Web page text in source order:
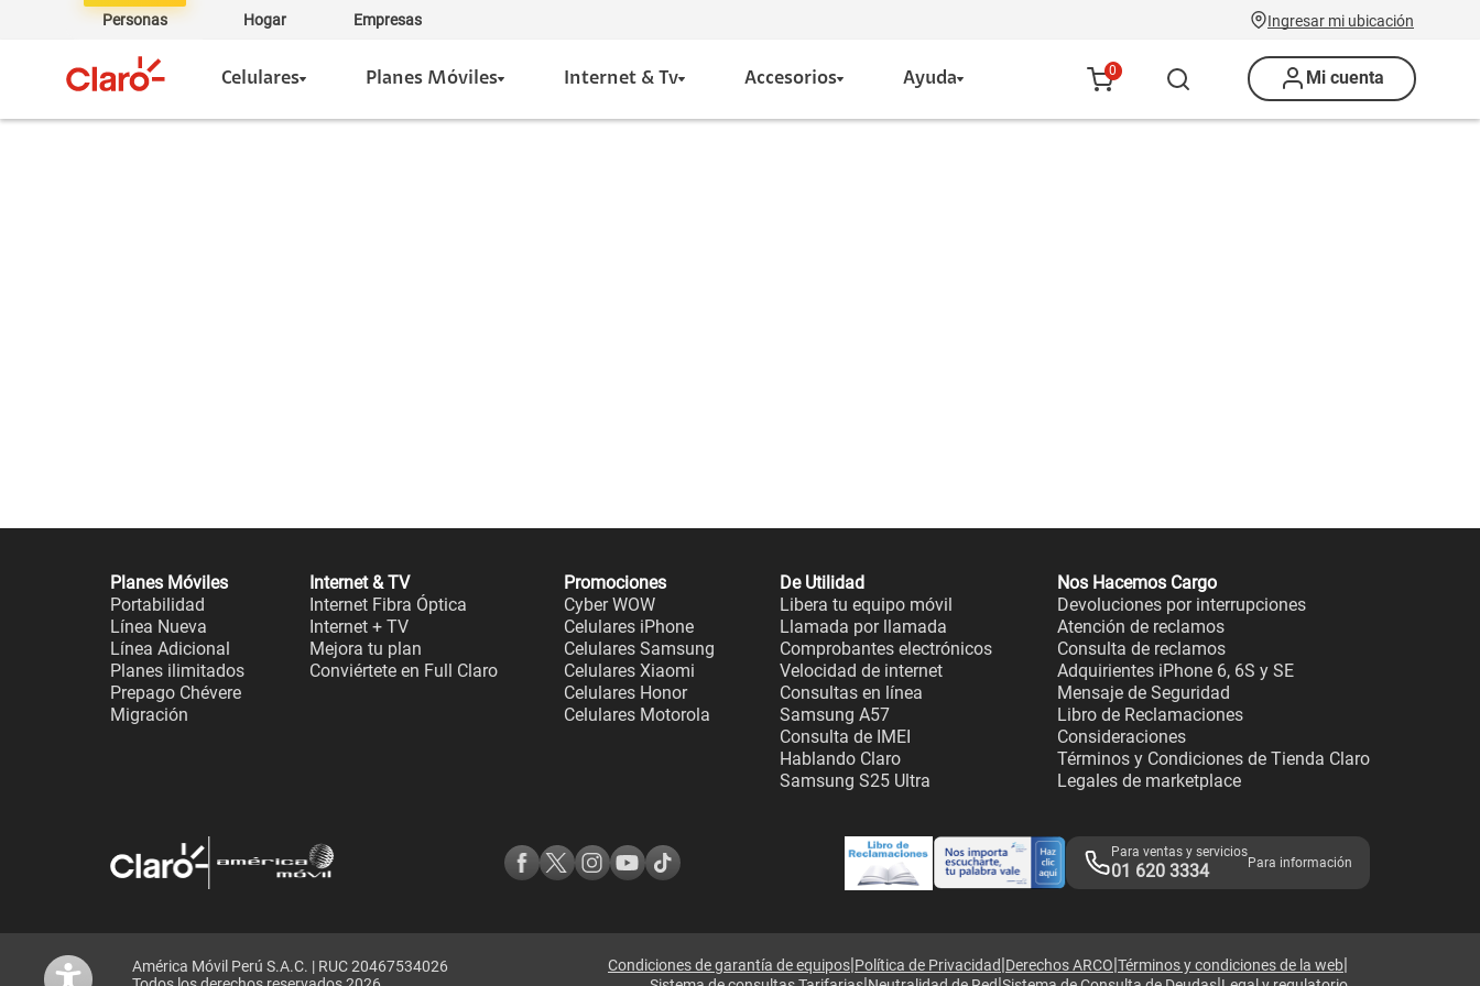
Personas Hogar Empresas Ingresar mi ubicación
Celulares Planes Móviles Internet & Tv Accesorios Ayuda 0 Mi cuenta
Planes Móviles
Portabilidad
Línea Nueva
Línea Adicional
Planes ilimitados
Prepago Chévere
Migración
Internet & TV
Internet Fibra Óptica
Internet + TV
Mejora tu plan
Conviértete en Full Claro
Promociones
Cyber WOW
Celulares iPhone
Celulares Samsung
Celulares Xiaomi
Celulares Honor
Celulares Motorola
De Utilidad
Libera tu equipo móvil
Llamada por llamada
Comprobantes electrónicos
Velocidad de internet
Consultas en línea
Samsung A57
Consulta de IMEI
Hablando Claro
Samsung S25 Ultra
Nos Hacemos Cargo
Devoluciones por interrupciones
Atención de reclamos
Consulta de reclamos
Adquirientes iPhone 6, 6S y SE
Mensaje de Seguridad
Libro de Reclamaciones
Consideraciones
Términos y Condiciones de Tienda Claro
Legales de marketplace
Para ventas y servicios
01 620 3334 Para información
América Móvil Perú S.A.C. | RUC 20467534026
Condiciones de garantía de equipos|Política de Privacidad|Derechos ARCO|Términos y condiciones de la web|